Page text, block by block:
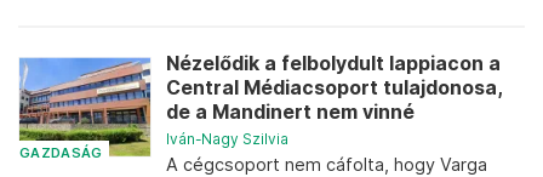
GAZDASÁG
Nézelődik a felbolydult lappiacon a
Central Médiacsoport tulajdonosa,
de a Mandinert nem vinné
Iván-Nagy Szilvia
A cégcsoport nem cáfolta, hogy Varga